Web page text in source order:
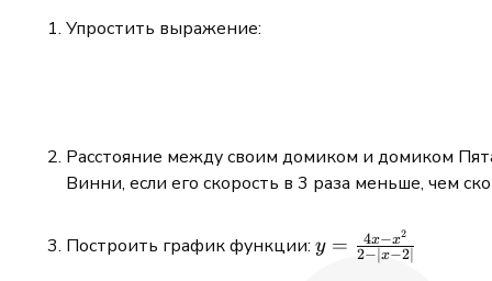
Упростить выражение:
Расстояние между своим домиком и домиком
Винни, если его скорость в 3 раза меньше, чем
Построить график функции: y=\frac{4
x-x^{2}}
y = 2− x−2∣
4x−x2